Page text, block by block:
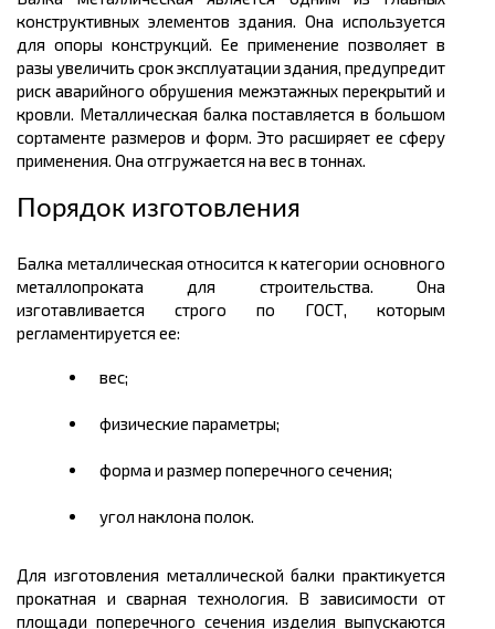
конструктивных элементов здания. Она используется
для опоры конструкций. Ее применение позволяет в
разы увеличить срок эксплуатации здания, предупредит
риск аварийного обрушения межэтажных перекрытий и
кровли. Металлическая балка поставляется в большом
сортаменте размеров и форм. Это расширяет ее сферу
применения. Она отгружается на вес в тоннах.
Порядок изготовления
Балка металлическая относится к категории основного
металлопроката для строительства. Она
изготавливается строго по ГОСТ, которым
регламентируется ее:
вес;
физические параметры;
форма и размер поперечного сечения;
угол наклона полок.
Для изготовления металлической балки практикуется
прокатная и сварная технология. В зависимости от
площади поперечного сечения изделия выпускаются